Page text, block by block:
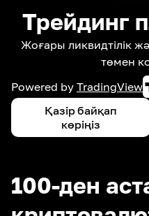
Трейдинг
Жоғары ликвидтілік
төмен
Powered by TradingView
Қазір байқап
көріңіз
100-ден